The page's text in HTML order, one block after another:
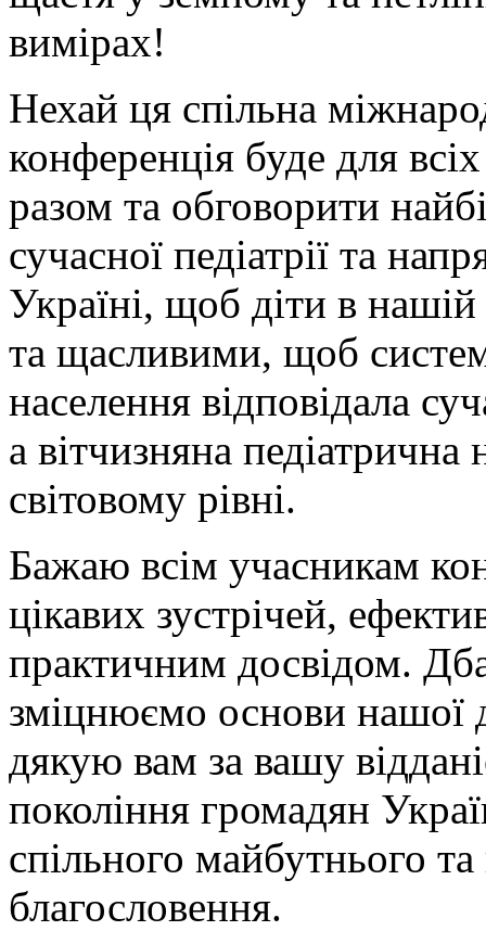
вимірах!
Нехай ця спільна
конференція буде для
разом та обговорити
сучасної педіатрії та
Україні, щоб діти в
та щасливими, щоб
населення відповідала
а вітчизняна
світовому рівні.
Бажаю всім учасникам
цікавих зустрічей,
практичним досвідом.
зміцнюємо основи нашої
дякую вам за вашу
покоління громадян
спільного майбутнього
благословення.